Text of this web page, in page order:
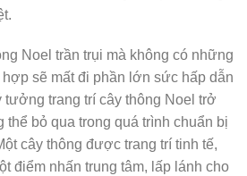
Noel trần trụi mà không có những
sẽ mất đi phần lớn sức hấp dẫn
tưởng trang trí cây thông Noel trở
thể bỏ qua trong quá trình chuẩn bị
cây thông được trang trí tinh tế,
điểm nhấn trung tâm, lấp lánh cho